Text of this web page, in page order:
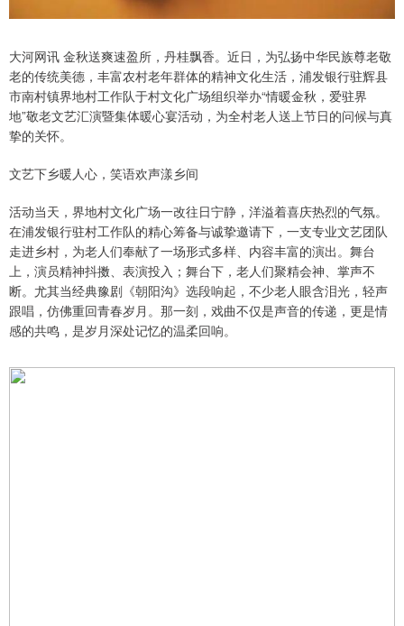
大河网讯 金秋送爽速盈所，丹桂飘香。近日，为弘扬中华民族尊老敬
老的传统美德，丰富农村老年群体的精神文化生活，浦发银行驻辉县
市南村镇界地村工作队于村文化广场组织举办“情暖金秋，爱驻界
地”敬老文艺汇演暨集体暖心宴活动，为全村老人送上节日的问候与真
挚的关怀。
文艺下乡暖人心，笑语欢声漾乡间
活动当天，界地村文化广场一改往日宁静，洋溢着喜庆热烈的气氛。
在浦发银行驻村工作队的精心筹备与诚挚邀请下，一支专业文艺团队
走进乡村，为老人们奉献了一场形式多样、内容丰富的演出。舞台
上，演员精神抖擞、表演投入；舞台下，老人们聚精会神、掌声不
断。尤其当经典豫剧《朝阳沟》选段响起，不少老人眼含泪光，轻声
跟唱，仿佛重回青春岁月。那一刻，戏曲不仅是声音的传递，更是情
感的共鸣，是岁月深处记忆的温柔回响。